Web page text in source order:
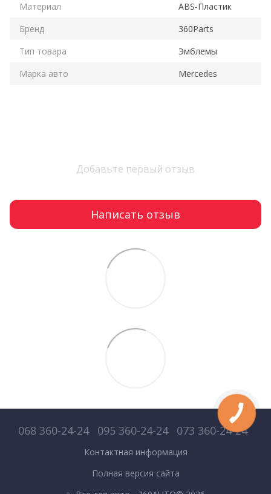
Материал
ABS-Пластик
Бренд
360Parts
Тип товара
Эмблемы
Марка авто
Mercedes
Добавьте первый отзыв
Написать отзыв
068 360-24-24 095 360-24-24 073 360-24-24
Контактная информация
Полная версия сайта